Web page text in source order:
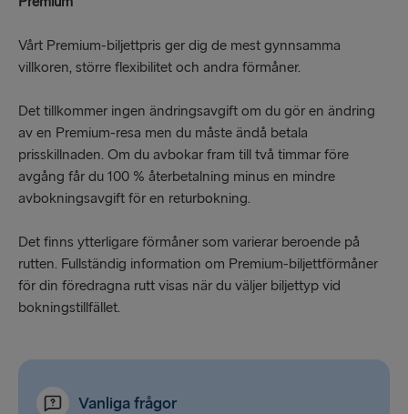
Vårt Premium-biljettpris ger dig de mest gynnsamma
villkoren, större flexibilitet och andra förmåner.
Det tillkommer ingen ändringsavgift om du gör en ändring
av en Premium-resa men du måste ändå betala
prisskillnaden. Om du avbokar fram till två timmar före
avgång får du 100 % återbetalning minus en mindre
avbokningsavgift för en returbokning.
Det finns ytterligare förmåner som varierar beroende på
rutten. Fullständig information om Premium-biljettförmåner
för din föredragna rutt visas när du väljer biljettyp vid
bokningstillfället.
Vanliga frågor